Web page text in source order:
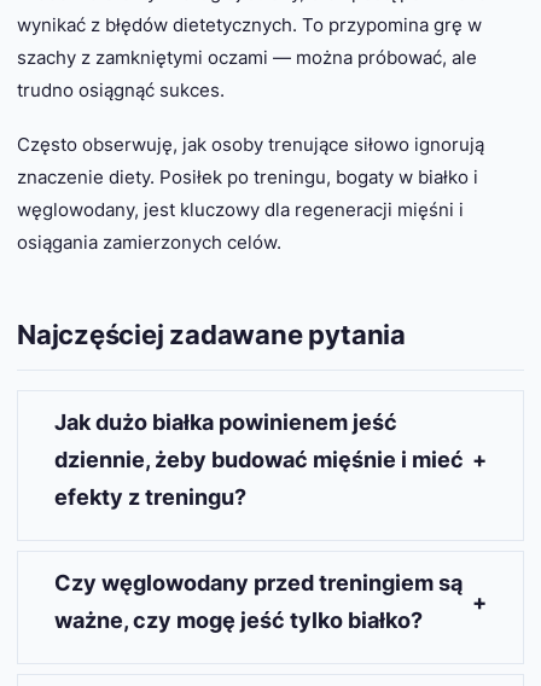
wynikać z błędów dietetycznych. To przypomina grę w
szachy z zamkniętymi oczami — można próbować, ale
trudno osiągnąć sukces.
Często obserwuję, jak osoby trenujące siłowo ignorują
znaczenie diety. Posiłek po treningu, bogaty w białko i
węglowodany, jest kluczowy dla regeneracji mięśni i
osiągania zamierzonych celów.
Najczęściej zadawane pytania
Jak dużo białka powinienem jeść
dziennie, żeby budować mięśnie i mieć
efekty z treningu?
białka na kilogram masy ciała dziennie, co
potwierdzają najnowsze badania i organizacje
żywieniowe w sporcie.
Czy węglowodany przed treningiem są
ważne, czy mogę jeść tylko białko?